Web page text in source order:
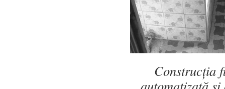
Construcția